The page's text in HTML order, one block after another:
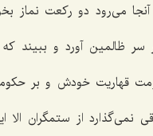
می‌رود دو رکعت نماز
سر ظالمین آورد و ببیند
قهاریت خودش و بر
نمی‌گذارد از ستمگران الا